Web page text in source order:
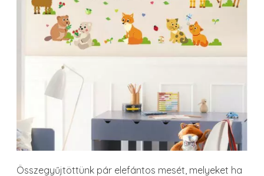
Összegyűjtöttünk pár elefántos mesét, melyeket ha